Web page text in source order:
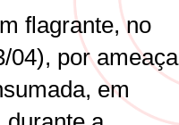
flagrante, no
04), por ameaça
em